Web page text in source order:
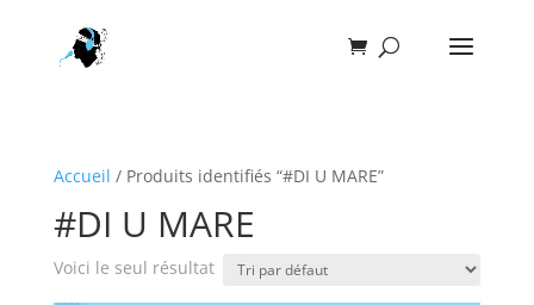
Accueil / Produits identifiés “#DI U MARE”
#DI U MARE
Voici le seul résultat